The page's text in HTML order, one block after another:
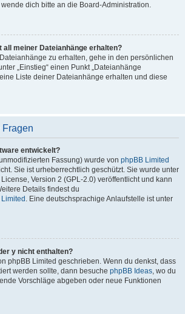
dich bitte an die Board-Administration.
all meiner Dateianhänge erhalten?
zu erhalten, gehe in den persönlichen
„Einstieg“ einen Punkt „Dateianhänge
Liste deiner Dateianhänge erhalten und diese
Fragen
entwickelt?
Fassung) wurde von phpBB Limited
Sie ist urheberrechtlich geschützt. Sie wurde unter
Version 2 (GPL-2.0) veröffentlicht und kann
Details findest du
. Eine deutschsprachige Anlaufstelle ist unter
y nicht enthalten?
phpBB Limited geschrieben. Wenn du denkst, dass
werden sollte, dann besuche phpBB Ideas, wo du
Vorschläge abgeben oder neue Funktionen